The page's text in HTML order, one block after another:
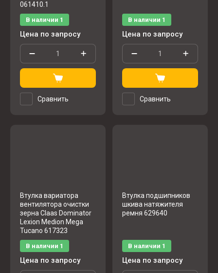
061410.1
В наличии 1
Цена по запросу
Сравнить
В наличии 1
Цена по запросу
Сравнить
Втулка вариатора
вентилятора очистки
зерна Claas Dominator
Lexion Medion Mega
Tucano 617323
В наличии 1
Цена по запросу
Втулка подшипников
шкива натяжителя
ремня 629640
В наличии 1
Цена по запросу